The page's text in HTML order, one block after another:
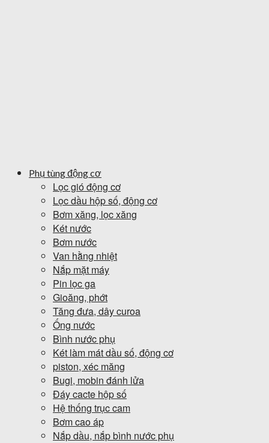
Phụ tùng động cơ
Lọc gió động cơ
Lọc dầu hộp số, động cơ
Bơm xăng, lọc xăng
Két nước
Bơm nước
Van hằng nhiệt
Nắp mặt máy
Pin lọc ga
Gioăng, phớt
Tăng đưa, dây curoa
Ống nước
Bình nước phụ
Két làm mát dầu số, động cơ
piston, xéc măng
Bugi, mobin đánh lửa
Đáy cacte hộp số
Hệ thống trục cam
Bơm cao áp
Nắp dầu, nắp bình nước phụ